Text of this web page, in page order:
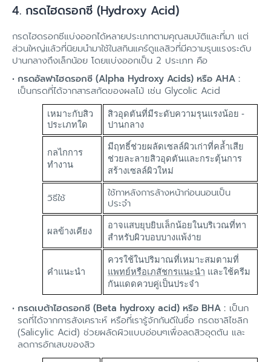
4. กรดไฮดรอกซี (Hydroxy Acid)
กรดไฮดรอกซีแบ่งออกได้หลายประเภทตามคุณสมบัติและที่มา แต่
ส่วนใหญ่แล้วที่นิยมนำมาใช้ในสกินแคร์ดูแลสิวที่มีความรุนแรงระดับ
ปานกลางถึงเล็กน้อย โดยแบ่งออกเป็น 2 ประเภท คือ
กรดอัลฟาไฮดรอกซี (Alpha Hydroxy Acids) หรือ AHA :
เป็นกรดที่ได้จากสารสกัดของผลไม้ เช่น Glycolic Acid
เหมาะกับสิว
ประเภทใด
สิวอุดตันที่มีระดับความรุนแรงน้อย -
ปานกลาง
กลไกการ
ทำงาน
มีฤทธิ์ช่วยผลัดเซลล์ผิวเก่าที่คล้ำเสีย
ช่วยละลายสิวอุดตันและกระตุ้นการ
สร้างเซลล์ผิวใหม่
วิธีใช้
ใช้ทาหลังการล้างหน้าก่อนนอนเป็น
ประจำ
ผลข้างเคียง
อาจแสบยุบยิบเล็กน้อยในบริเวณที่ทา
สำหรับผิวบอบบางแพ้ง่าย
คำแนะนำ
ควรใช้ในปริมาณที่เหมาะสมตามที่
แพทย์หรือเภสัชกรแนะนำ และใช้ครีม
กันแดดควบคู่เป็นประจำ
กรดเบต้าไฮดรอกซี (Beta hydroxy acid) หรือ BHA : เป็นก
รดที่ได้จากการสังเคราะห์ หรือที่เรารู้จักกันดีในชื่อ กรดซาลิไซลิก
(Salicylic Acid) ช่วยผลัดผิวแบบอ่อนๆเพื่อลดสิวอุดตัน และ
ลดการอักเสบของสิว